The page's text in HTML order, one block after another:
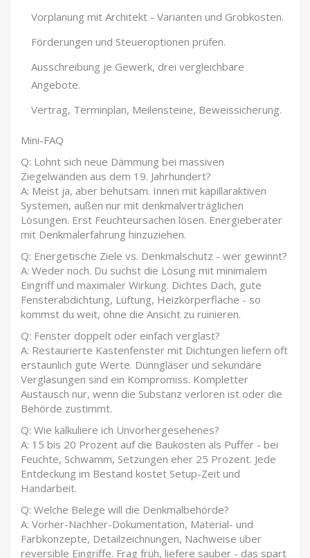
Vorplanung mit Architekt - Varianten und Grobkosten.
Förderungen und Steueroptionen prüfen.
Ausschreibung je Gewerk, drei vergleichbare
Angebote.
Vertrag, Terminplan, Meilensteine, Beweissicherung.
Mini-FAQ
Q: Lohnt sich neue Dämmung bei massiven
Ziegelwänden aus dem 19. Jahrhundert?
A: Meist ja, aber behutsam. Innen mit kapillaraktiven
Systemen, außen nur mit denkmalverträglichen
Lösungen. Erst Feuchteursachen lösen. Energieberater
mit Denkmalerfahrung hinzuziehen.
Q: Energetische Ziele vs. Denkmalschutz - wer gewinnt?
A: Weder noch. Du suchst die Lösung mit minimalem
Eingriff und maximaler Wirkung. Dichtes Dach, gute
Fensterabdichtung, Lüftung, Heizkörperfläche - so
kommst du weit, ohne die Ansicht zu ruinieren.
Q: Fenster doppelt oder einfach verglast?
A: Restaurierte Kastenfenster mit Dichtungen liefern oft
erstaunlich gute Werte. Dünngläser und sekundäre
Verglasungen sind ein Kompromiss. Kompletter
Austausch nur, wenn die Substanz verloren ist oder die
Behörde zustimmt.
Q: Wie kalkuliere ich Unvorhergesehenes?
A: 15 bis 20 Prozent auf die Baukosten als Puffer - bei
Feuchte, Schwamm, Setzungen eher 25 Prozent. Jede
Entdeckung im Bestand kostet Setup-Zeit und
Handarbeit.
Q: Welche Belege will die Denkmalbehörde?
A: Vorher-Nachher-Dokumentation, Material- und
Farbkonzepte, Detailzeichnungen, Nachweise über
reversible Eingriffe. Frag früh, liefere sauber - das spart